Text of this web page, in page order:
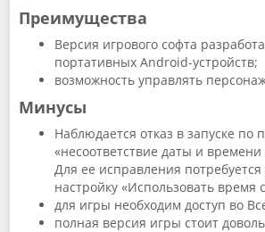
Преимущества
Версия игрового софта
портативных Android-устройств;
возможность управлять
Минусы
Наблюдается отказ в запуске по
«несоответствие даты и времени
Для ее исправления потребуется
настройку «Использовать время
для игры необходим доступ во
полная версия игры стоит